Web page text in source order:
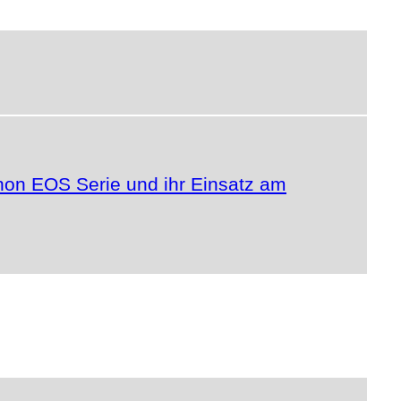
EOS Serie und ihr Einsatz am